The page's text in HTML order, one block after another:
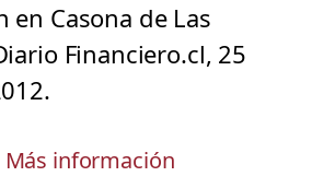
en Casona de Las
Financiero.cl, 25
Más información